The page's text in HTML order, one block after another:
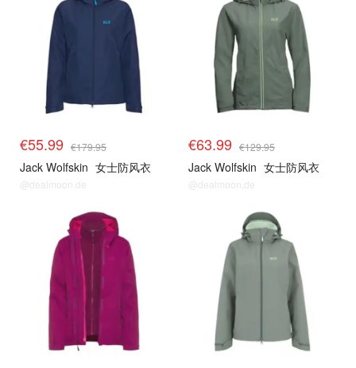
€55.99 €179.95
Jack Wolfskin 女士防风衣
@dealmoon.de
€63.99 €129.95
Jack Wolfskin 女士防风衣
@dealmoon.de